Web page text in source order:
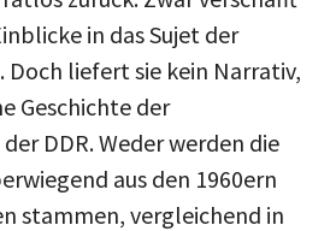
in das Sujet der
Doch liefert sie kein Narrativ,
Geschichte der
DDR. Weder werden die
aus den 1960ern
stammen, vergleichend in